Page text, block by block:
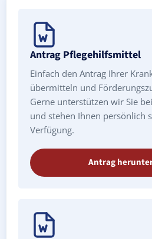
Antrag Pflegehilfsmittel
Einfach den Antrag Ihrer
übermitteln und
Gerne unterstützen wir Sie
und stehen Ihnen persönlich
Verfügung.
Antrag